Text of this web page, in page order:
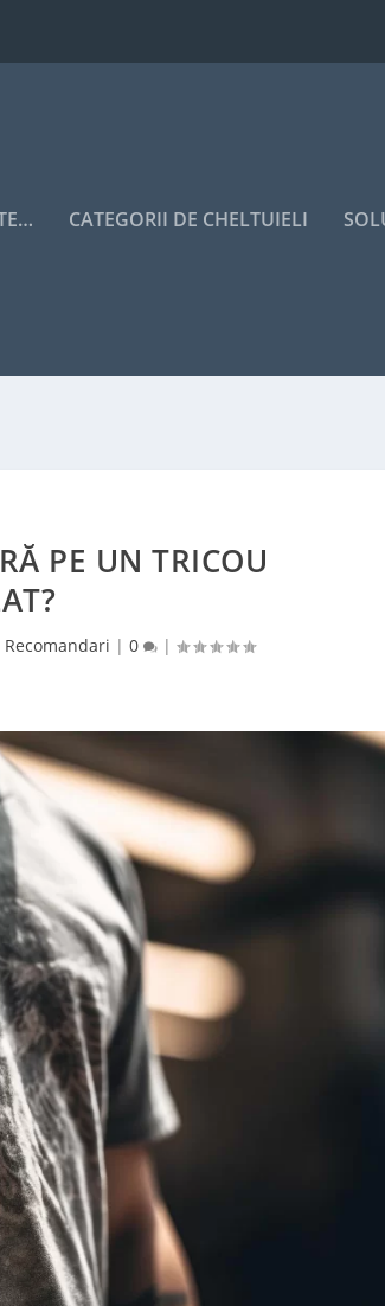
CATEGORII DE CHELTUIELI
PE UN TRICOU
Recomandari | 0 |